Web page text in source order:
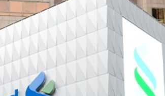
》謝票場 親切揮手力挺兒子
高馬尾配白T 美麗明豔
，在湖光山色間大飽「口福+眼福」
源